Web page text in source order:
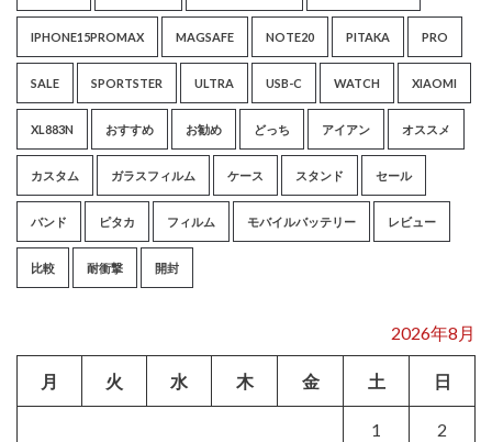
IPHONE15PROMAX MAGSAFE NOTE20 PITAKA PRO
SALE SPORTSTER ULTRA USB-C WATCH XIAOMI
XL883N おすすめ お勧め どっち アイアン オススメ
カスタム ガラスフィルム ケース スタンド セール
バンド ピタカ フィルム モバイルバッテリー レビュー
比較 耐衝撃 開封
2026年8月
月 火 水 木 金 土 日
1 2